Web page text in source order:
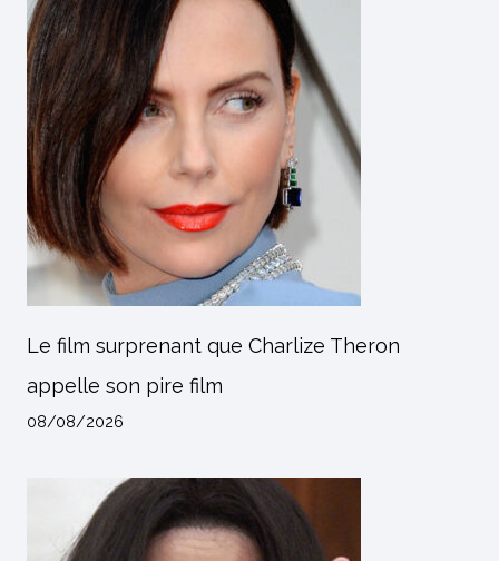
Le film surprenant que Charlize Theron
appelle son pire film
08/08/2026